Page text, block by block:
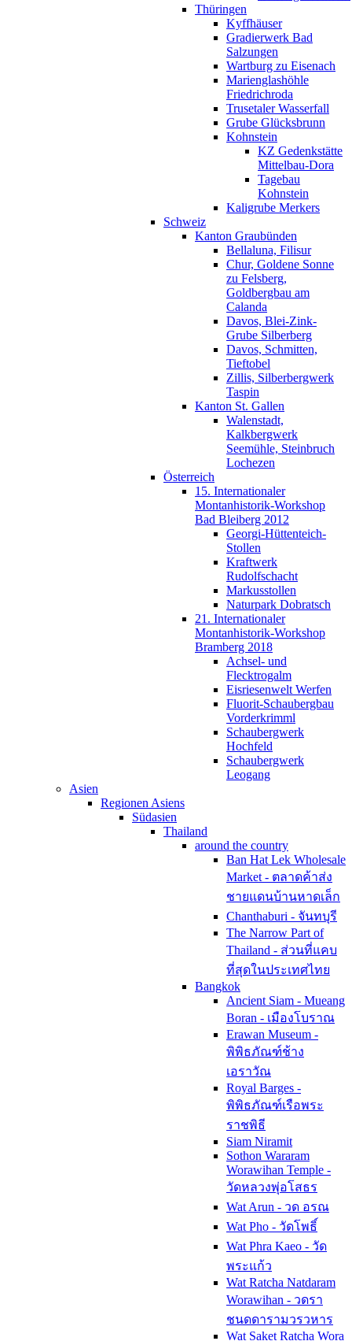
Thüringen
Kyffhäuser
Gradierwerk Bad
Salzungen
Wartburg zu Eisenach
Marienglashöhle
Friedrichroda
Trusetaler Wasserfall
Grube Glücksbrunn
Kohnstein
KZ Gedenkstätte
Mittelbau-Dora
Tagebau
Kohnstein
Kaligrube Merkers
Schweiz
Kanton Graubünden
Bellaluna, Filisur
Chur, Goldene Sonne
zu Felsberg,
Goldbergbau am
Calanda
Davos, Blei-Zink-
Grube Silberberg
Davos, Schmitten,
Tieftobel
Zillis, Silberbergwerk
Taspin
Kanton St. Gallen
Walenstadt,
Kalkbergwerk
Seemühle, Steinbruch
Lochezen
Österreich
15. Internationaler
Montanhistorik-Workshop
Bad Bleiberg 2012
Georgi-Hüttenteich-
Stollen
Kraftwerk
Rudolfschacht
Markusstollen
Naturpark Dobratsch
21. Internationaler
Montanhistorik-Workshop
Bramberg 2018
Achsel- und
Flecktrogalm
Eisriesenwelt Werfen
Fluorit-Schaubergbau
Vorderkrimml
Schaubergwerk
Hochfeld
Schaubergwerk
Leogang
Asien
Regionen Asiens
Südasien
Thailand
around the country
Ban Hat Lek Wholesale
Market - ตลาดค้าส่ง
ชายแดนบ้านหาดเล็ก
Chanthaburi - จันทบุรี
The Narrow Part of
Thailand - ส่วนที่แคบ
ที่สุดในประเทศไทย
Bangkok
Ancient Siam - Mueang
Boran - เมืองโบราณ
Erawan Museum -
พิพิธภัณฑ์ช้าง
เอราวัณ
Royal Barges -
พิพิธภัณฑ์เรือพระ
ราชพิธี
Siam Niramit
Sothon Wararam
Worawihan Temple -
วัดหลวงพุ่อโสธร
Wat Arun - วด อรณ
Wat Pho - วัดโพธิ์
Wat Phra Kaeo - วัด
พระแก้ว
Wat Ratcha Natdaram
Worawihan - วดรา
ชนดดารามวรวหาร
Wat Saket Ratcha Wora